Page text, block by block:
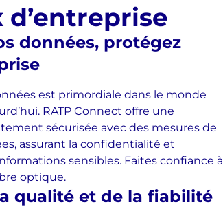
d’entreprise
données, protégez
est primordiale dans le monde
RATP Connect offre une
sécurisée avec des mesures de
assurant la confidentialité et
sensibles. Faites confiance à
optique.
qualité et de la fiabilité